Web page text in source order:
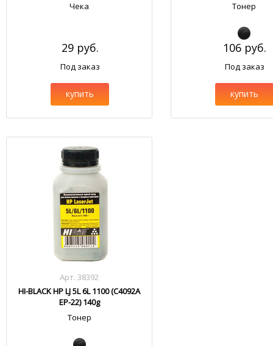
Чека
29 руб.
Под заказ
купить
Тонер
106 руб.
Под заказ
купить
Арт. 38392
HI-BLACK HP LJ 5L 6L 1100 (C4092A
EP-22) 140g
Тонер